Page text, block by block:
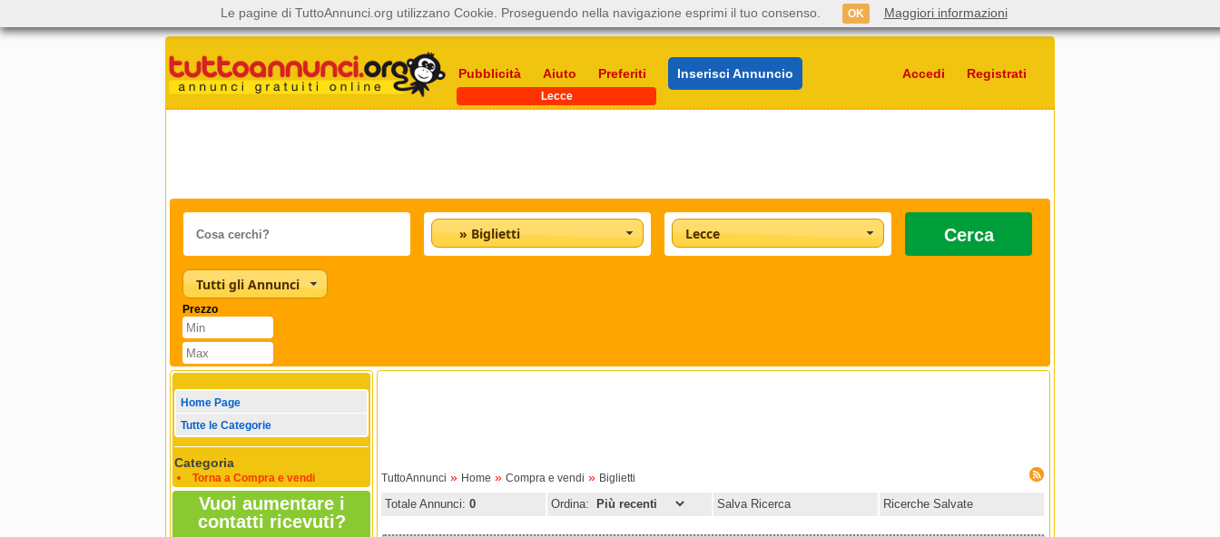
Pubblicità Aiuto Preferiti Inserisci Annuncio Accedi Registrati
Lecce
» Biglietti Lecce Cerca
Tutti gli Annunci
Prezzo
Home Page
Tutte le Categorie
Categoria
Torna a Compra e vendi
Vuoi aumentare i
contatti ricevuti?
TuttoAnnunci » Home » Compra e vendi » Biglietti
Totale Annunci: 0 Ordina: Salva Ricerca Ricerche Salvate
Le pagine di TuttoAnnunci.org utilizzano Cookie. Proseguendo nella navigazione esprimi il tuo consenso. OK Maggiori informazioni